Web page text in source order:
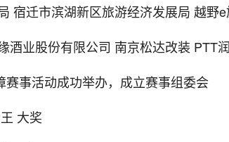
宿迁市滨湖新区旅游经济发展局 越野
酒业股份有限公司 南京松达改装 PTT
赛事活动成功举办，成立赛事组委会
大奖